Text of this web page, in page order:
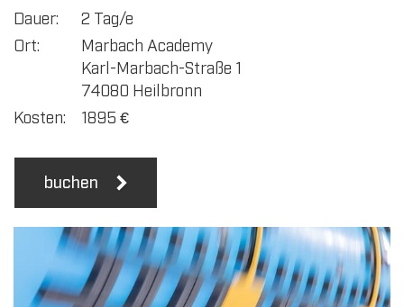
Dauer:
2 Tag/e
Ort:
Marbach Academy
Karl-Marbach-Straße 1
74080 Heilbronn
Kosten:
1895 €
buchen